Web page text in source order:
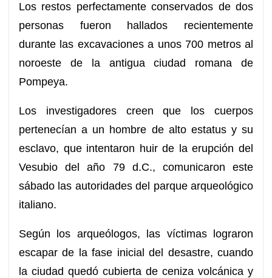
Los restos perfectamente conservados de dos
personas fueron hallados recientemente
durante las excavaciones a unos 700 metros al
noroeste de la antigua ciudad romana de
Pompeya.
Los investigadores creen que los cuerpos
pertenecían a un hombre de alto estatus y su
esclavo, que intentaron huir de la erupción del
Vesubio del año 79 d.C., comunicaron este
sábado las autoridades del parque arqueológico
italiano.
Según los arqueólogos, las víctimas lograron
escapar de la fase inicial del desastre, cuando
la ciudad quedó cubierta de ceniza volcánica y